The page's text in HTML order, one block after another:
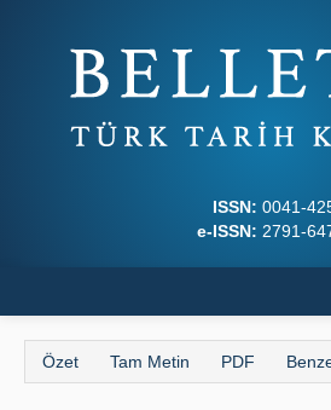
ISSN: 0041-
e-ISSN: 2791-
Hakkında
Özet Tam Metin PDF